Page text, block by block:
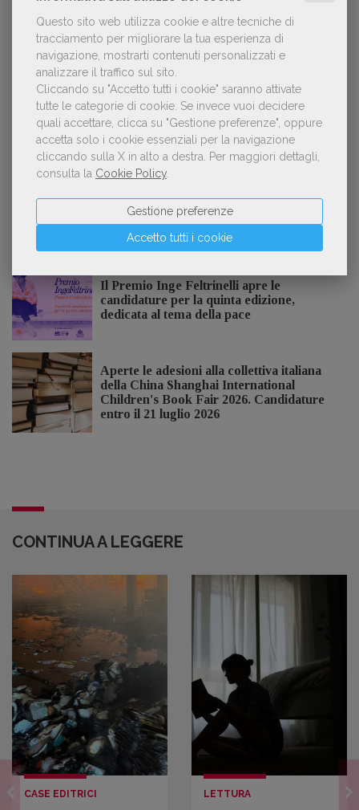
Questo sito web utilizza cookie e altre tecniche di
tracciamento per migliorare la tua esperienza di
navigazione, mostrarti contenuti personalizzati e
analizzare il traffico sul sito.
Cliccando su "Accetto tutti i cookie" saranno attivate
tutte le categorie di cookie. Se invece vuoi decidere
quali accettare, clicca su "Gestione preferenze", oppure
accetta solo i cookie essenziali per la navigazione
cliccando sulla X in alto a destra. Per maggiori dettagli,
consulta la Cookie Policy
Accetto tutti i cookie
Gestione preferenze
Forse è il momento di cambiare prospettiva
sull’intelligenza artificiale
Kobo ha rifiutato il 45% dei testi ricevuti per
sospetto utilizzo dell’IA
NOTIZIE DALL'AIE
Il Premio Inge Feltrinelli apre le
candidature per la quinta edizione,
dedicata al tema della pace
Aperte le adesioni alla collettiva italiana
della China Shanghai International
Children's Book Fair 2026. Candidature
entro il 21 luglio 2026
CONTINUA A LEGGERE
CASE EDITRICI LETTURA